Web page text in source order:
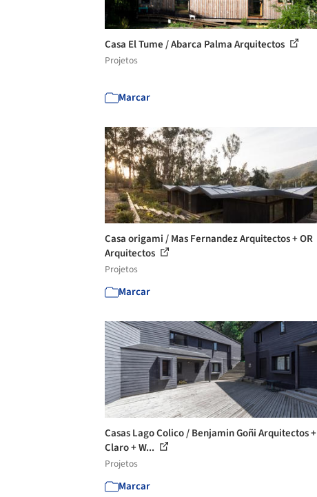
Casa El Tume / Abarca Palma Arquitectos
Projetos
Marcar
Casa origami / Mas Fernandez Arquitectos + OR
Arquitectos
Projetos
Marcar
Casas Lago Colico / Benjamin Goñi Arquitectos +
Claro + W...
Projetos
Marcar